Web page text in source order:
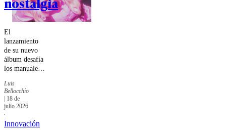
El
lanzamiento
de su nuevo
álbum desafía
los manuales
industria,
transformando
la experiencia
en un activo
del marketing
Luis
Bellocchio
| 18 de
julio 2026
Innovación